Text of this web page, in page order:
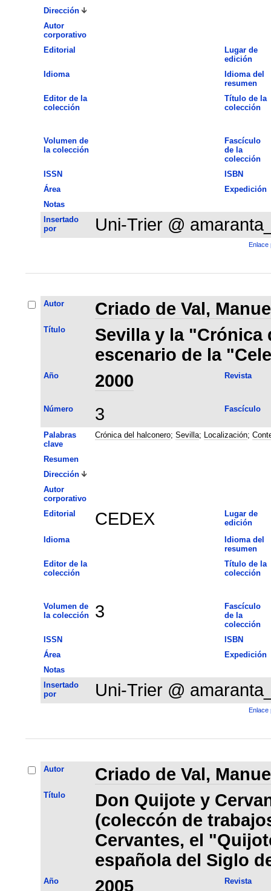
Dirección
Autor
corporativo
Editorial
Lugar de
edición
Idioma
Idioma del
resumen
Editor de la
colección
Título de la
colección
Volumen de
la colección
Fascículo
de la
colección
ISSN
ISBN
Área
Expedición
Notas
Insertado
por
Uni-Trier @
Enlace
Autor Criado de Val,
Título
Sevilla y la "Crónica
escenario de la
Año 2000 Revista
Número 3 Fascículo
Palabras
clave
Crónica del halconero; Sevilla; Localización;
Resumen
Dirección
Autor
corporativo
Editorial
CEDEX
Lugar de
edición
Idioma
Idioma del
resumen
Editor de la
colección
Título de la
colección
Volumen de
la colección
3
Fascículo
de la
colección
ISSN
ISBN
Área
Expedición
Notas
Insertado
por
Uni-Trier @
Enlace
Autor Criado de Val,
Título
Don Quijote y
(coleccón de
Cervantes, el
española del Siglo
Año 2005 Revista